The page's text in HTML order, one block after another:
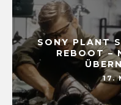
SONY PLANT
REBOOT –
17.